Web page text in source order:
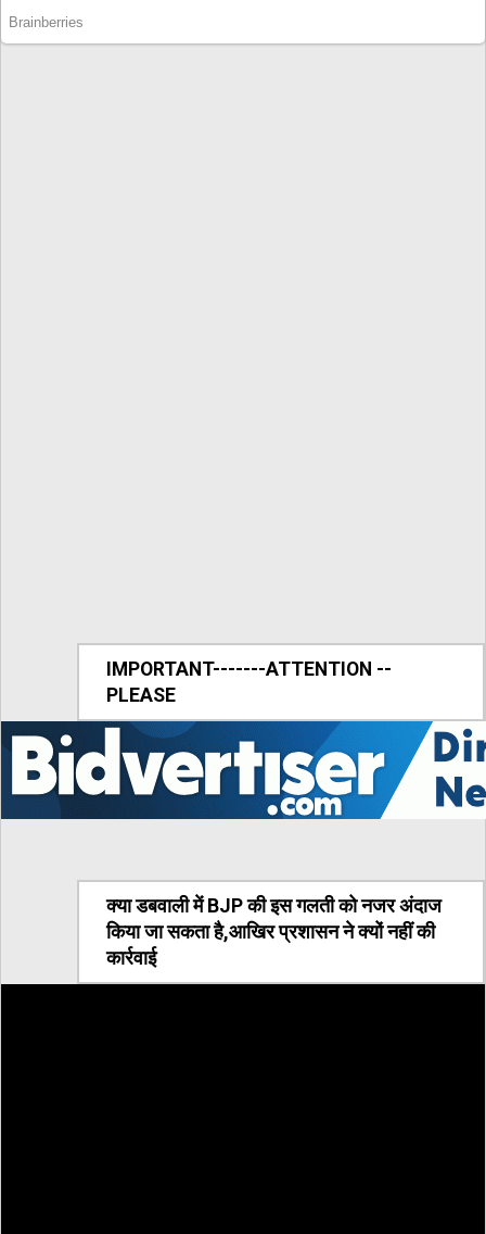
IMPORTANT-------ATTENTION --
PLEASE
क्या डबवाली में BJP की इस गलती को नजर अंदाज
किया जा सकता है,आखिर प्रशासन ने क्यों नहीं की
कार्रवाई